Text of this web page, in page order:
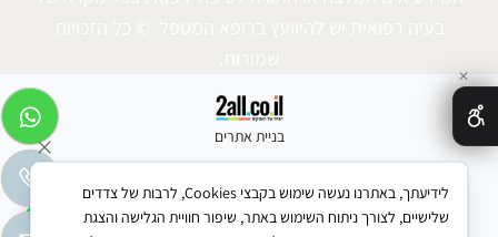
WhatsApp
בניית אתרים
✕
לידיעתך, באתרנו נעשה שימוש בקבצי Cookies, לרבות של צדדים
שלישיים, לצורך ניתוח השימוש באתר, שיפור חוויית הגלישה והצגת